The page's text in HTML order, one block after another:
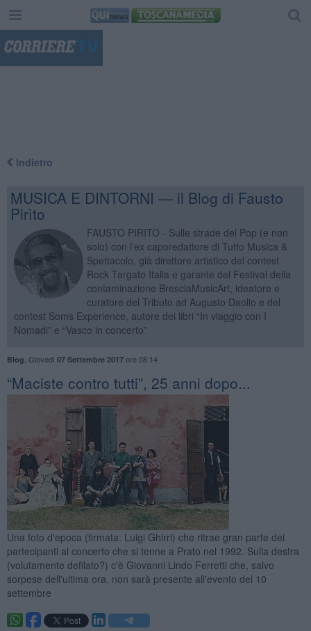
Indietro
MUSICA E DINTORNI — il Blog di Fausto
Pirìto
FAUSTO PIRITO - Sulle strade del Pop (e non
solo) con l'ex caporedattore di Tutto Musica &
Spettacolo, già direttore artistico del contest
Rock Targato Italia e garante del Festival della
contaminazione BresciaMusicArt, ideatore e
curatore del Tributo ad Augusto Daolio e del
contest Soms Experience, autore dei libri “In viaggio con I
Nomadi” e “Vasco in concerto”
Blog Giovedì 07 Settembre 2017ore 08:14
​“Maciste contro tutti”, 25 anni dopo...
Una foto d'epoca (firmata: Luigi Ghirri) che ritrae gran parte dei
partecipanti al concerto che si tenne a Prato nel 1992. Sulla destra
(volutamente defilato?) c'è Giovanni Lindo Ferretti che, salvo
sorpese dell'ultima ora, non sarà presente all'evento del 10
settembre